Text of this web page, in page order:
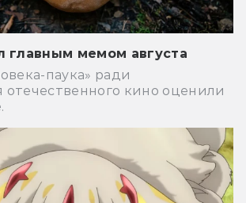
главным мемом августа
паука» ради
кино оценили